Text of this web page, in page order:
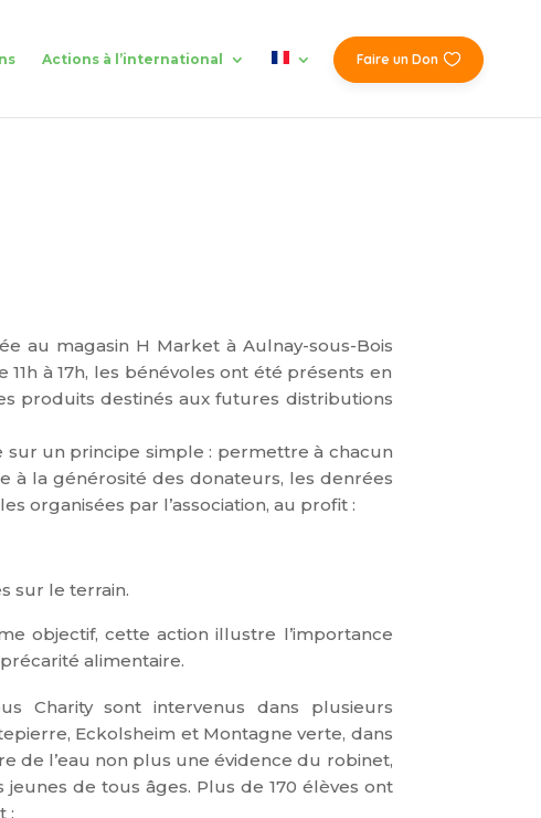
Actions à l’international Faire un Don
au magasin H Market à Aulnay-sous-Bois
11h à 17h, les bénévoles ont été présents en
produits destinés aux futures distributions
un principe simple : permettre à chacun
à la générosité des donateurs, les denrées
organisées par l’association, au profit :
sur le terrain.
objectif, cette action illustre l’importance
alimentaire.
Charity sont intervenus dans plusieurs
Eckolsheim et Montagne verte, dans
de l’eau non plus une évidence du robinet,
de tous âges. Plus de 170 élèves ont
: